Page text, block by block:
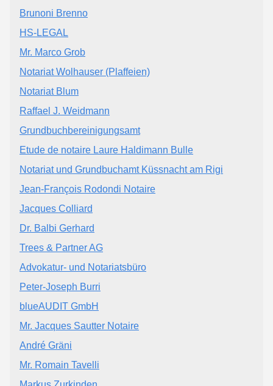
Brunoni Brenno
HS-LEGAL
Mr. Marco Grob
Notariat Wolhauser (Plaffeien)
Notariat Blum
Raffael J. Weidmann
Grundbuchbereinigungsamt
Etude de notaire Laure Haldimann Bulle
Notariat und Grundbuchamt Küssnacht am Rigi
Jean-François Rodondi Notaire
Jacques Colliard
Dr. Balbi Gerhard
Trees & Partner AG
Advokatur- und Notariatsbüro
Peter-Joseph Burri
blueAUDIT GmbH
Mr. Jacques Sautter Notaire
André Gräni
Mr. Romain Tavelli